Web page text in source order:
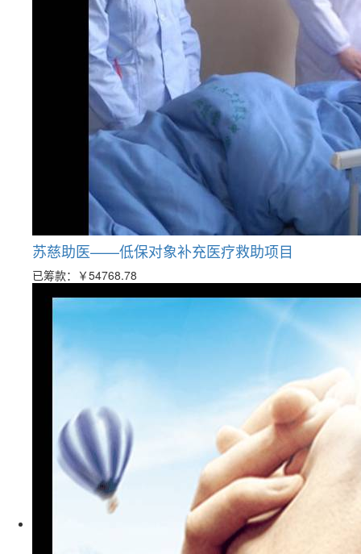
苏慈助医——低保对象补充医疗救助项目
已筹款： ￥54768.78